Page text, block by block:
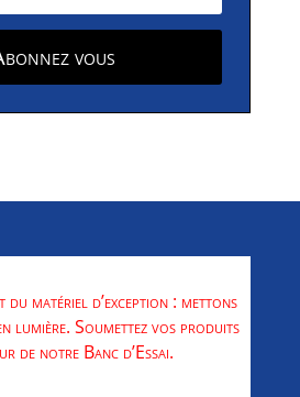
vous
matériel d’exception : mettons
lumière. Soumettez vos produits
de notre Banc d’Essai.